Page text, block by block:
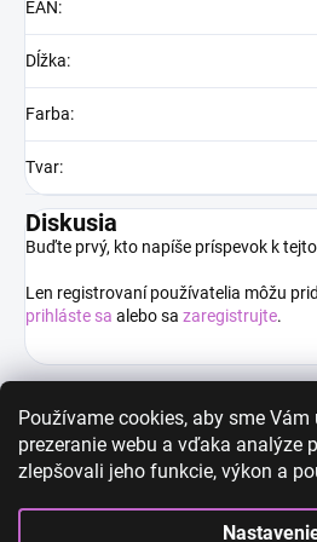
Používame cookies, aby sme
prezeranie webu a vďaka analýze
zlepšovali jeho funkcie, výkon a
EAN:
Dĺžka:
Farba:
Tvar:
Diskusia
Buďte prvý, kto napíše príspevok k
Len registrovaní používatelia môžu
prihláste sa alebo sa zaregistrujte.
High-contrast mode